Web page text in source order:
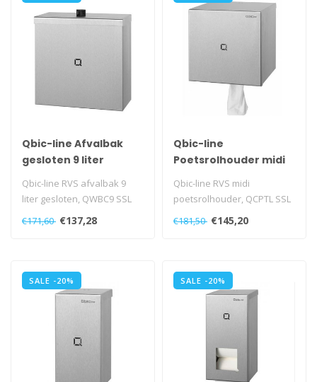
Qbic-line Afvalbak
gesloten 9 liter
Qbic-line RVS afvalbak 9
liter gesloten, QWBC9 SSL
€171,60 €137,28
Qbic-line
Poetsrolhouder midi
Qbic-line RVS midi
poetsrolhouder, QCPTL SSL
€181,50 €145,20
SALE -20% SALE -20%